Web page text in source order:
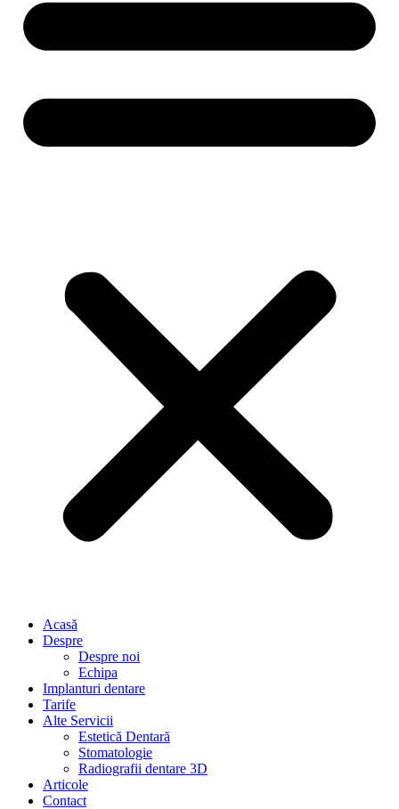
Acasă
Despre
Despre noi
Echipa
Implanturi dentare
Tarife
Alte Servicii
Estetică Dentară
Stomatologie
Radiografii dentare 3D
Articole
Contact